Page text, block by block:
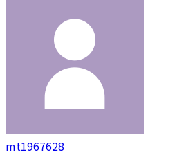
mt1967628